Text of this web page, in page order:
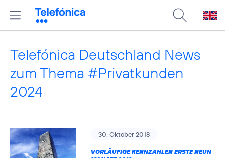
Telefónica Deutschland News
zum Thema #Privatkunden
2024
30. Oktober 2018
VORLÄUFIGE KENNZAHLEN ERSTE NEUN